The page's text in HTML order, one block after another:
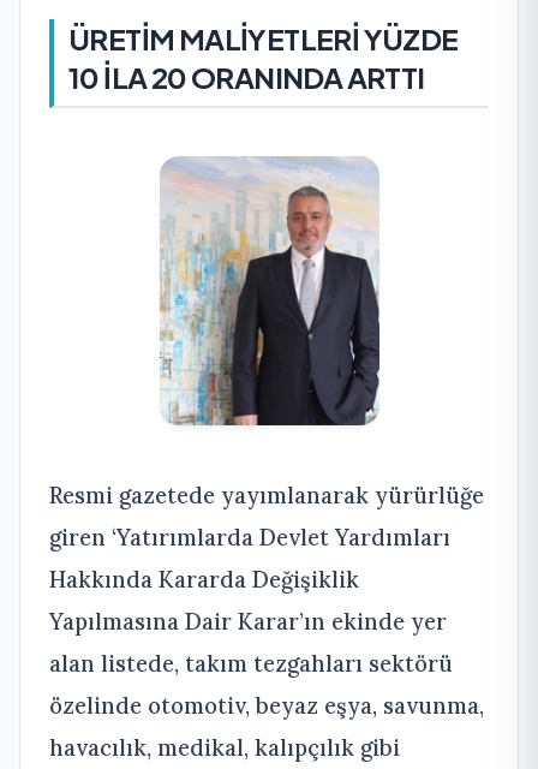
ÜRETİM MALİYETLERİ YÜZDE
10 İLA 20 ORANINDA ARTTI
Resmi gazetede yayımlanarak yürürlüğe
giren ‘Yatırımlarda Devlet Yardımları
Hakkında Kararda Değişiklik
Yapılmasına Dair Karar’ın ekinde yer
alan listede, takım tezgahları sektörü
özelinde otomotiv, beyaz eşya, savunma,
havacılık, medikal, kalıpçılık gibi